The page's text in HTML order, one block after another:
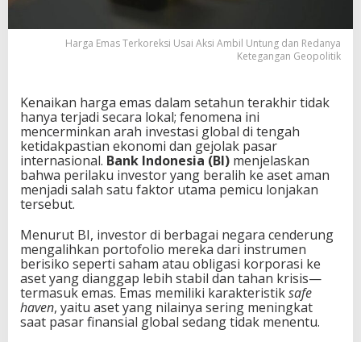
Harga Emas Terkoreksi Usai Aksi Ambil Untung dan Redanya
Ketegangan Geopolitik
Kenaikan harga emas dalam setahun terakhir tidak
hanya terjadi secara lokal; fenomena ini
mencerminkan arah investasi global di tengah
ketidakpastian ekonomi dan gejolak pasar
internasional. Bank Indonesia (BI) menjelaskan
bahwa perilaku investor yang beralih ke aset aman
menjadi salah satu faktor utama pemicu lonjakan
tersebut.
Menurut BI, investor di berbagai negara cenderung
mengalihkan portofolio mereka dari instrumen
berisiko seperti saham atau obligasi korporasi ke
aset yang dianggap lebih stabil dan tahan krisis—
termasuk emas. Emas memiliki karakteristiksafe
haven, yaitu aset yang nilainya sering meningkat
saat pasar finansial global sedang tidak menentu.